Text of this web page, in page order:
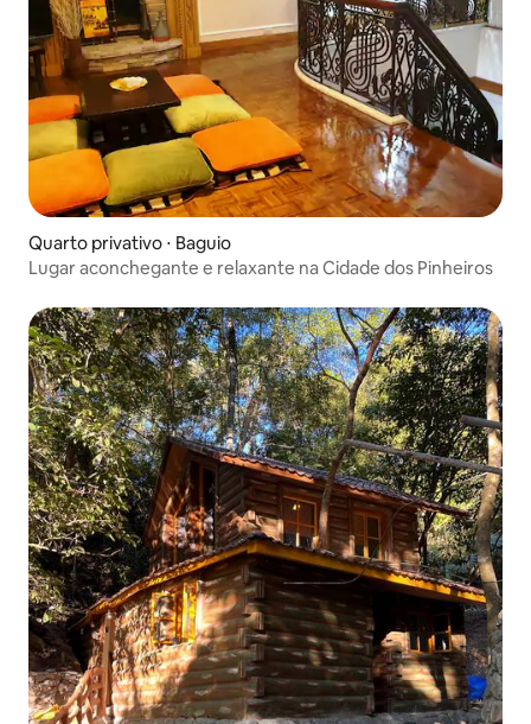
Quarto privativo ⋅ Baguio
Lugar aconchegante e relaxante na Cidade dos Pinheiros